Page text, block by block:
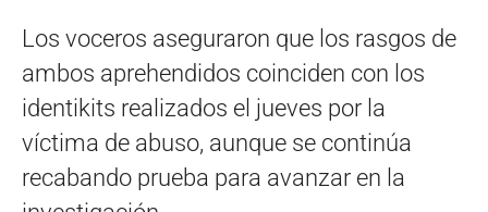
Los voceros aseguraron que los rasgos de
ambos aprehendidos coinciden con los
identikits realizados el jueves por la
víctima de abuso, aunque se continúa
recabando prueba para avanzar en la